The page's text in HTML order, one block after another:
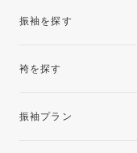
振袖を探す
袴を探す
振袖プラン